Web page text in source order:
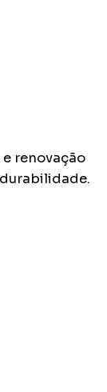
renovação